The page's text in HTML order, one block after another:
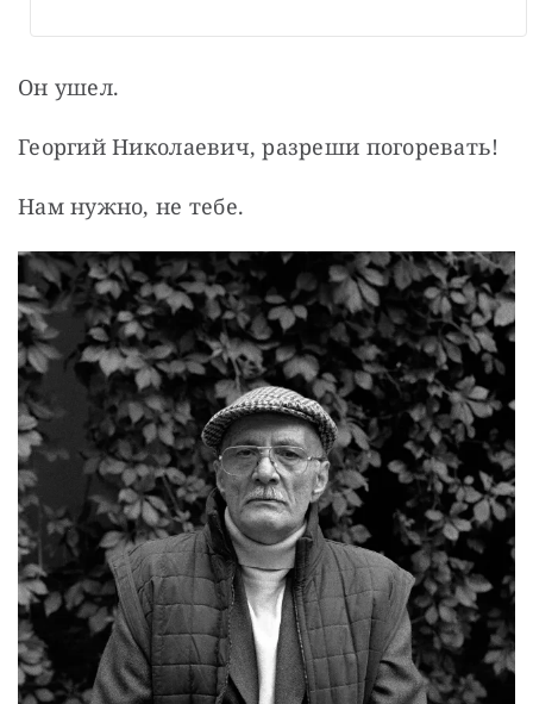
Он ушел.
Георгий Николаевич, разреши погоревать!
Нам нужно, не тебе.